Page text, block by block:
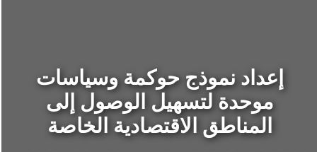
إعداد نموذج حوكمة وسياسات
موحدة لتسهيل الوصول إلى
المناطق الاقتصادية الخاصة